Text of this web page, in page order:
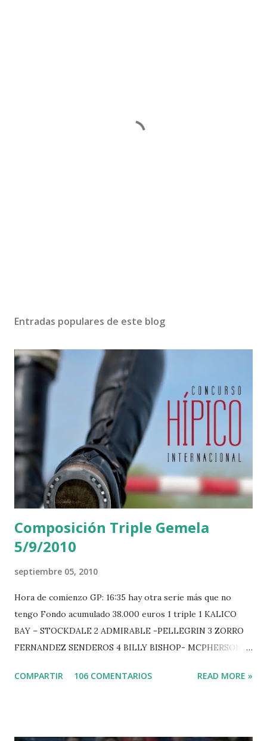
Entradas populares de este blog
Composición Triple Gemela
5/9/2010
septiembre 05, 2010
Hora de comienzo GP: 16:35 hay otra serie más que no
tengo Fondo acumulado 38.000 euros 1 triple 1 KALICO
BAY – STOCKDALE 2 ADMIRABLE -PELLEGRIN 3 ZORRO
FERNANDEZ SENDEROS 4 BILLY BISHOP- MCPHERSON 5
-EPAILLARD 7 GIG AMAI M WHITAKER 8 SILVANA DU
COMPARTIR 106 COMENTARIOS READ MORE »